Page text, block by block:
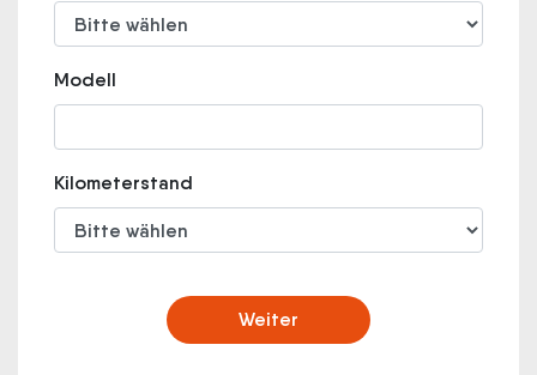
Modell
Kilometerstand
Weiter